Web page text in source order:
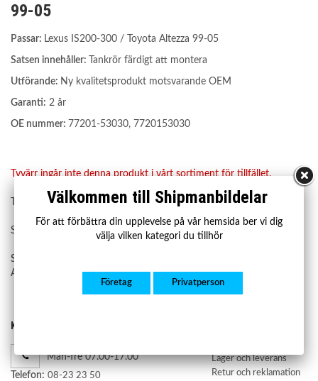
99-05
Passar: Lexus IS200-300 / Toyota Altezza 99-05
Satsen innehåller:
Tankrör färdigt att montera
Utförande: Ny kvalitetsprodukt motsvarande OEM
Garanti: 2 år
OE nummer: 77201-53030, 7720153030
Tyvärr ingår inte denna produkt i vårt sortiment för tillfället.
Till butikens startsida »
Sitemap »
Shipman art.nr:
Amity AP art.nr:
58-FN-0031
KONTAKTA OSS
Mån-fre 07.00-17.00
Telefon: 08-23 23 50
Lager och leverans
Retur och reklamation
Välkommen till Shipmanbildelar
För att förbättra din upplevelse på vår hemsida ber vi dig
välja vilken kategori du tillhör
Företag Privatperson